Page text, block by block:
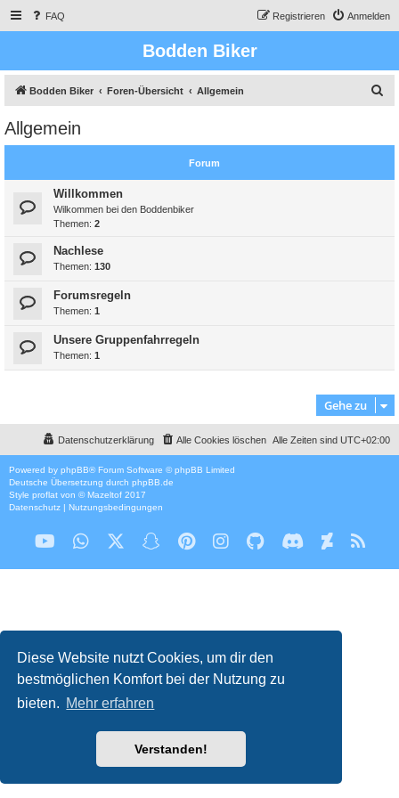
Diese Website nutzt Cookies, um dir den
bestmöglichen Komfort bei der Nutzung zu
bieten. Mehr erfahren
Verstanden!
FAQ Anmelden
Registrieren
Bodden Biker
Bodden Biker Foren-Übersicht Allgemein
Allgemein
Forum
Willkommen
Wilkommen bei den Boddenbiker
Themen: 2
Nachlese
Themen: 130
Forumsregeln
Themen: 1
Unsere Gruppenfahrregeln
Themen: 1
Gehe zu
Alle Zeiten sind UTC+02:00
Alle Cookies löschen
Datenschutzerklärung
Powered by phpBB® Forum Software © phpBB Limited
Deutsche Übersetzung durch phpBB.de
Style proflat von ©Mazeltof 2017
Datenschutz | Nutzungsbedingungen